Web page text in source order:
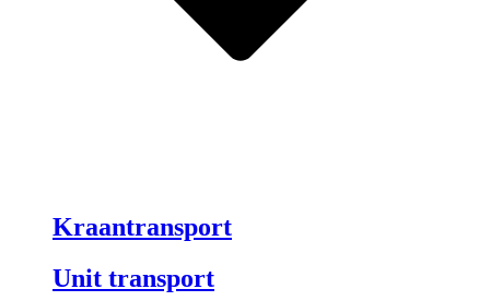
Kraantransport
Unit transport